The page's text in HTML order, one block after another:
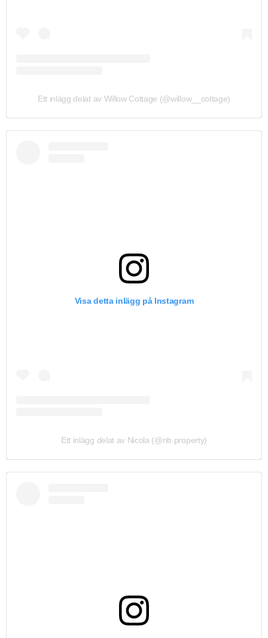
Ett inlägg delat av Willow Cottage (@willow__cottage)
Visa detta inlägg på Instagram
Ett inlägg delat av Nicola (@nb.property)